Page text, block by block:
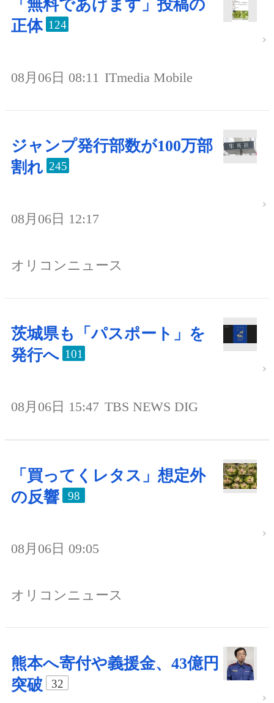
「無料であげます」投稿の
正体 124
08月06日 08:11 ITmedia Mobile
ジャンプ発行部数が100万部
割れ 245
08月06日 12:17
オリコンニュース
茨城県も「パスポート」を
発行へ 101
08月06日 15:47 TBS NEWS DIG
「買ってくレタス」想定外
の反響
98
08月06日 09:05
オリコンニュース
熊本へ寄付や義援金、43億円
突破
32